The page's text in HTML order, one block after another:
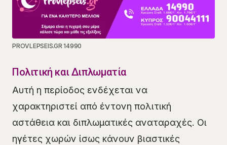
PROVLEPSEIS.GR 14990
Πολιτική και Διπλωματία
Αυτή η περίοδος ενδέχεται να
χαρακτηριστεί από έντονη πολιτική
αστάθεια και διπλωματικές αναταραχές. Οι
ηγέτες χωρών ίσως κάνουν βιαστικές